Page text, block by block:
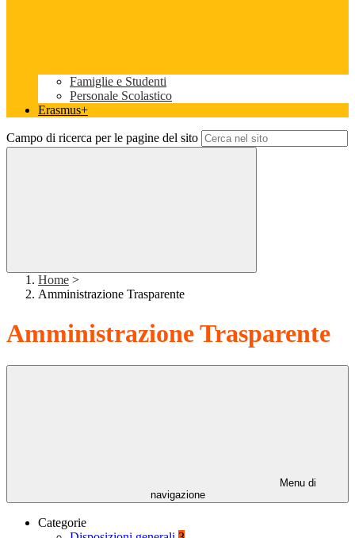
Famiglie e Studenti
Personale Scolastico
Erasmus+
Campo di ricerca per le pagine del sito
Home >
Amministrazione Trasparente
Amministrazione Trasparente
Menu di
navigazione
Categorie